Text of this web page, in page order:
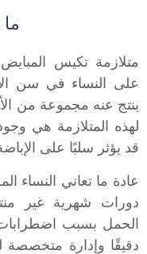
على النساء في سن
ينتج عنه مجموعة من
لهذه المتلازمة هي
قد يؤثر سلبًا على
عادة ما تعاني النساء
دورات شهرية غير
الحمل بسبب اضطرابات
دقيقًا وإدارة